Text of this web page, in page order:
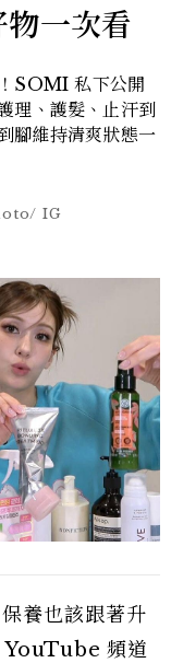
一次看
SOMI 私下公開
理、護髮、止汗到
腳維持清爽狀態一
IG
養也該跟著升
YouTube 頻道